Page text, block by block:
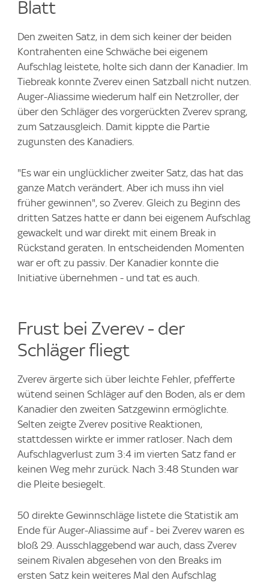
Blatt
Den zweiten Satz, in dem sich keiner der beiden
Kontrahenten eine Schwäche bei eigenem
Aufschlag leistete, holte sich dann der Kanadier. Im
Tiebreak konnte Zverev einen Satzball nicht nutzen.
Auger-Aliassime wiederum half ein Netzroller, der
über den Schläger des vorgerückten Zverev sprang,
zum Satzausgleich. Damit kippte die Partie
zugunsten des Kanadiers.
"Es war ein unglücklicher zweiter Satz, das hat das
ganze Match verändert. Aber ich muss ihn viel
früher gewinnen", so Zverev. Gleich zu Beginn des
dritten Satzes hatte er dann bei eigenem Aufschlag
gewackelt und war direkt mit einem Break in
Rückstand geraten. In entscheidenden Momenten
war er oft zu passiv. Der Kanadier konnte die
Initiative übernehmen - und tat es auch.
Frust bei Zverev - der
Schläger fliegt
Zverev ärgerte sich über leichte Fehler, pfefferte
wütend seinen Schläger auf den Boden, als er dem
Kanadier den zweiten Satzgewinn ermöglichte.
Selten zeigte Zverev positive Reaktionen,
stattdessen wirkte er immer ratloser. Nach dem
Aufschlagverlust zum 3:4 im vierten Satz fand er
keinen Weg mehr zurück. Nach 3:48 Stunden war
die Pleite besiegelt.
50 direkte Gewinnschläge listete die Statistik am
Ende für Auger-Aliassime auf - bei Zverev waren es
bloß 29. Ausschlaggebend war auch, dass Zverev
seinem Rivalen abgesehen von den Breaks im
ersten Satz kein weiteres Mal den Aufschlag